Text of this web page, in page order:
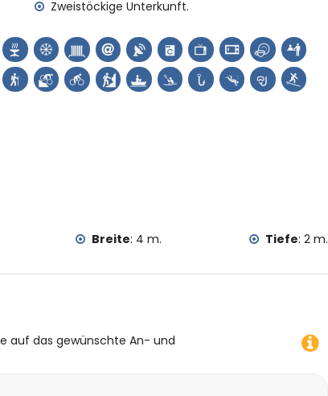
(Hafen)) (innerhalb von 5 Kilometern vom Haus)
Blanca
(Unsere Liebe Frau von Loreto, Hafen, Javea), Ruine
Javea), architektonisches Gebäude (Javea Stadt,
Javea) (innerhalb von 5 Kilometern von der Unterkunft)
von 25 Kilometern von der Unterkunft)
Mountainbiking, Radfahren, Klettern, Kanufahren,
und Surfen (innerhalb von 5 Kilometern von der Villa)
Zweistöckige Unterkunft.
Breite: 4 m. Tiefe: 2 m.
auf das gewünschte An- und